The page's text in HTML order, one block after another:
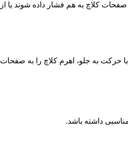
کلاچ به هم فشار داده شوند یا از
حرکت به جلو، اهرم کلاچ را به صفحات
داشته باشد.